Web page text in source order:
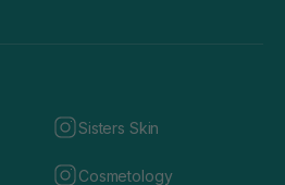
Sisters Skin
Cosmetology